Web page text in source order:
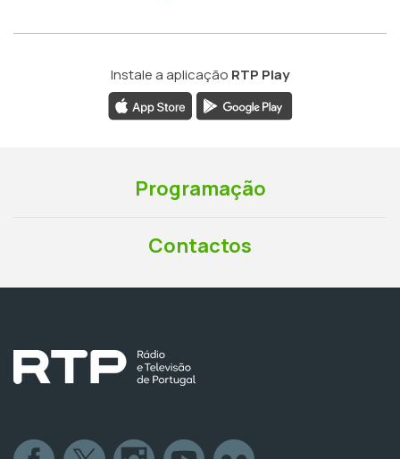
Instale a aplicação RTP Play
Programação
Contactos